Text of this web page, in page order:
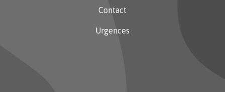
Contact
Urgences